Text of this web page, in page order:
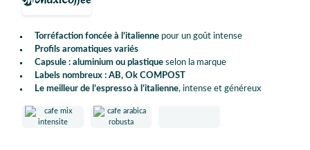
Torréfaction foncée à l’italienne pour un goût intense
Profils aromatiques variés
Capsule : aluminium ou plastique selon la marque
Labels nombreux : AB, Ok COMPOST
Le meilleur de l’espresso à l’italienne, intense et généreux